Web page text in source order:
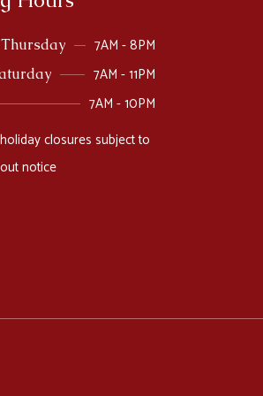
7AM - 8PM
7AM - 11PM
7AM - 10PM
closures subject to
notice